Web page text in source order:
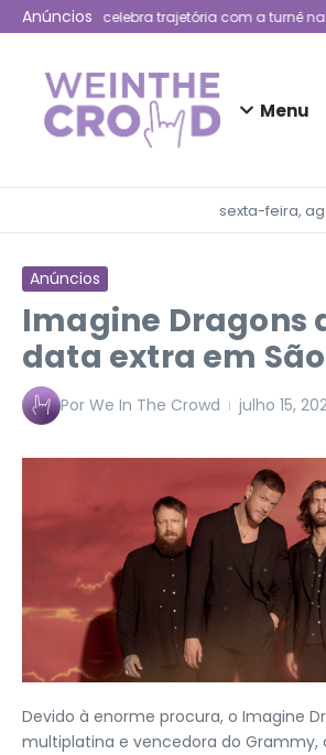
Ir para o conteúdo
Anúncios
Lagum celebra trajetória com a turnê
Menu
sexta-feira,
Anúncios
Imagine Dragons
data extra em
Por We In The Crowd julho 15,
Devido à enorme procura, o Imagine
multiplatina e vencedora do